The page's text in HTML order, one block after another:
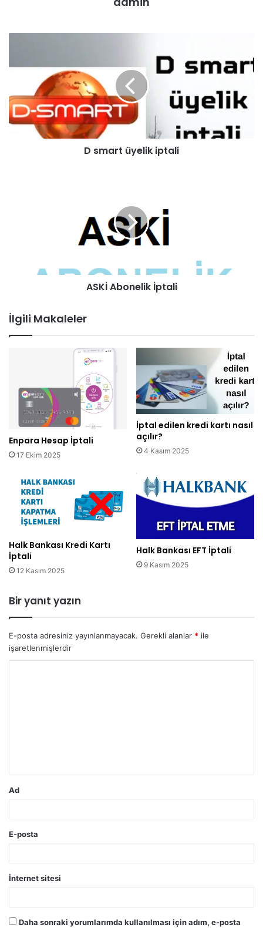
D smart üyelik iptali
ASKİ Abonelik İptali
İlgili Makaleler
Enpara Hesap İptali
17 Ekim 2025
İptal edilen kredi kartı nasıl
açılır?
4 Kasım 2025
Halk Bankası Kredi Kartı
İptali
12 Kasım 2025
Halk Bankası EFT İptali
9 Kasım 2025
Bir yanıt yazın
E-posta adresiniz yayınlanmayacak. Gerekli alanlar * ile
işaretlenmişlerdir
Ad
E-posta
İnternet sitesi
Daha sonraki yorumlarımda kullanılması için adım, e-posta